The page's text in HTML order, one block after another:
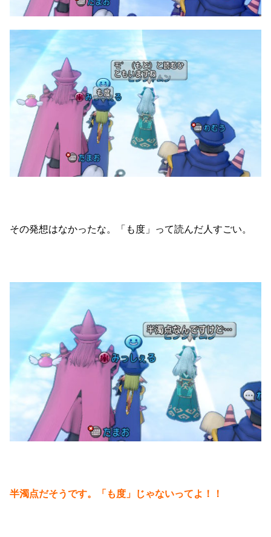
その発想はなかったな。「も度」って読んだ人すごい。
半濁点だそうです。「も度」じゃないってよ！！